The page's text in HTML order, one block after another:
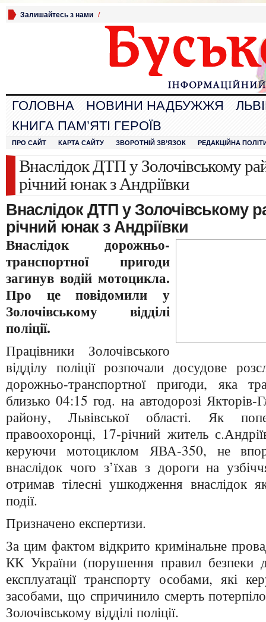
Залишайтесь з нами /
ГОЛОВНА НОВИНИ НАДБУЖЖЯ
КНИГА ПАМ’ЯТІ ГЕРОЇВ
ПРО САЙТ КАРТА САЙТУ ЗВОРОТНІЙ ЗВ’ЯЗОК РЕДАКЦІЙНА
Внаслідок ДТП у Золочівському
річний юнак з Андріївки
Внаслідок ДТП у Золочівському
річний юнак з Андріївки
Внаслідок дорожньо-
транспортної пригоди
загинув водій мотоцикла.
Про це повідомили у
Золочівському відділі
поліції.
Працівники Золочівського
відділу поліції розпочали досудове
дорожньо-транспортної пригоди, яка
близько 04:15 год. на автодорозі Якторів-
району, Львівської області. Як
правоохоронці, 17-річний житель
керуючи мотоциклом ЯВА-350, не
внаслідок чого з’їхав з дороги на
отримав тілесні ушкодження внаслідок
події.
Призначено експертизи.
За цим фактом відкрито кримінальне
КК України (порушення правил безпеки
експлуатації транспорту особами, які
засобами, що спричинило смерть
Золочівському відділі поліції.